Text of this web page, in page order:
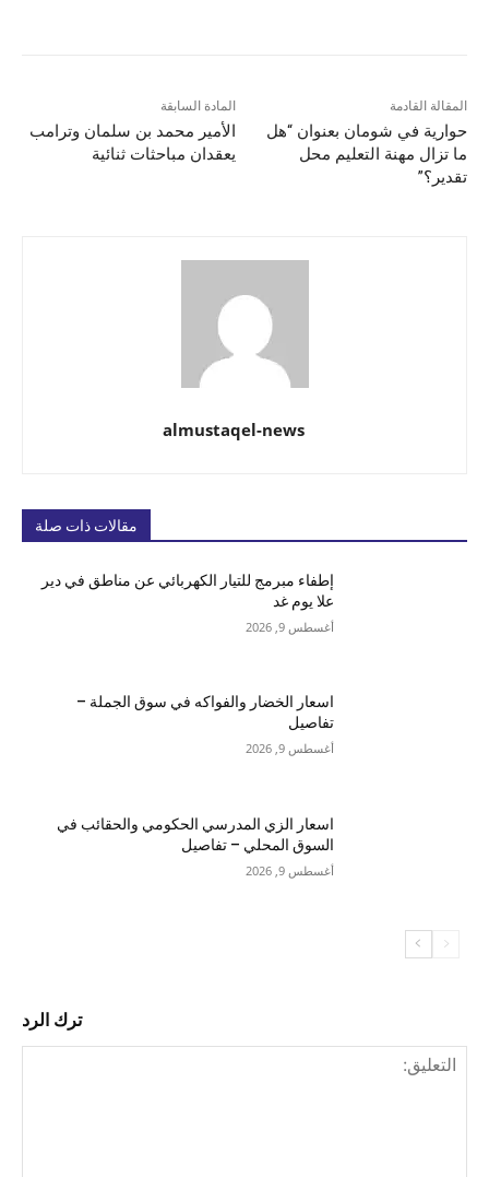
المادة السابقة
الأمير محمد بن سلمان وترامب
يعقدان مباحثات ثنائية
المقالة القادمة
حوارية في شومان بعنوان “هل
ما تزال مهنة التعليم محل
تقدير؟”
almustaqel-news
مقالات ذات صلة
إطفاء مبرمج للتيار الكهربائي عن مناطق في دير
علا يوم غد
أغسطس 9, 2026
اسعار الخضار والفواكه في سوق الجملة –
تفاصيل
أغسطس 9, 2026
اسعار الزي المدرسي الحكومي والحقائب في
السوق المحلي – تفاصيل
أغسطس 9, 2026
ترك الرد